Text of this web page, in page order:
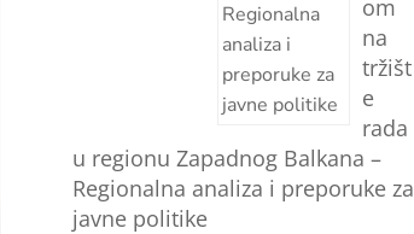
om
na
tržišt
e
rada
u regionu Zapadnog Balkana –
Regionalna analiza i preporuke za
javne politike